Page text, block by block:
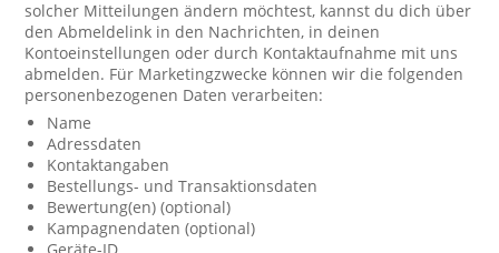
solcher Mitteilungen ändern möchtest, kannst du dich über
den Abmeldelink in den Nachrichten, in deinen
Kontoeinstellungen oder durch Kontaktaufnahme mit uns
abmelden. Für Marketingzwecke können wir die folgenden
personenbezogenen Daten verarbeiten:
Name
Adressdaten
Kontaktangaben
Bestellungs- und Transaktionsdaten
Bewertung(en) (optional)
Kampagnendaten (optional)